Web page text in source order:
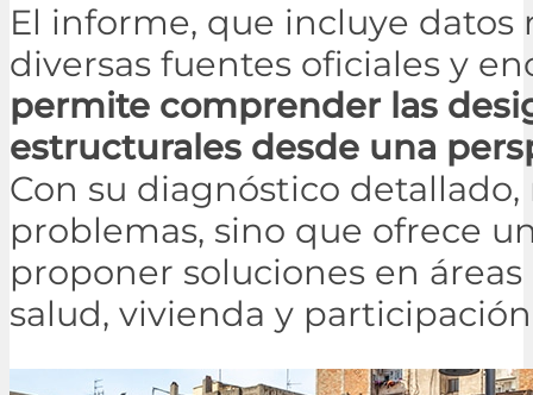
El informe, que incluye datos
diversas fuentes oficiales y
permite comprender las
estructurales desde una
Con su diagnóstico
problemas, sino que ofrece
proponer soluciones en
salud, vivienda y